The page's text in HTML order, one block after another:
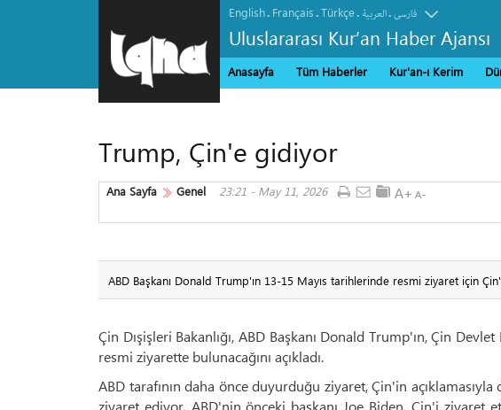
English. Français.Türkçe. العربیة.فارسی
Uluslararası Kur’an Haber Ajansı
Anasayfa Tüm Haberler Kur'an-ı Kerim
Trump, Çin'e gidiyor
Ana Sayfa Genel 23:21 - May 11, 2026
ABD Başkanı Donald Trump'ın 13-15 Mayıs tarihlerinde resmi ziyaret için
Çin Dışişleri Bakanlığı, ABD Başkanı Donald Trump'ın, Çin
resmi ziyarette bulunacağını açıkladı.
ABD tarafının daha önce duyurduğu ziyaret, Çin'in